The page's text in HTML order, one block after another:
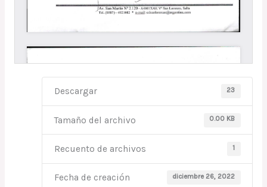
Descargar 23
Tamaño del archivo 0.00 KB
Recuento de archivos 1
Fecha de creación diciembre 26, 2022